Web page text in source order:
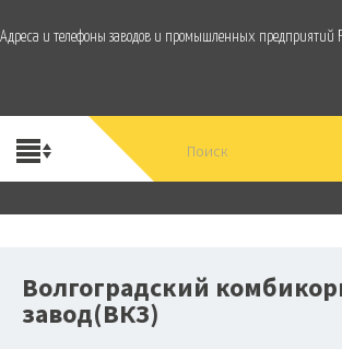
Адреса и телефоны заводов и промышленных предприятий
Волгоградский
завод(ВКЗ)